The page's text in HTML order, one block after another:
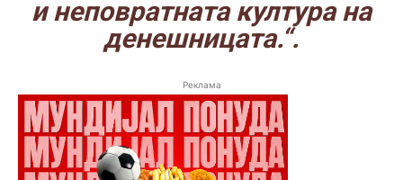
и неповратната култура на
денешницата.“.
Реклама